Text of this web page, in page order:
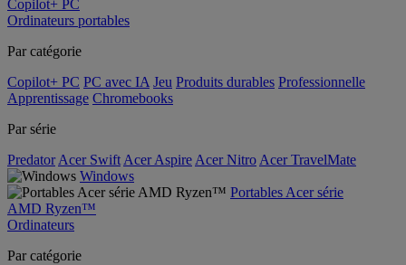
Copilot+ PC
Ordinateurs portables
Par catégorie
Copilot+ PC PC avec IA Jeu Produits durables Professionnelle
Apprentissage Chromebooks
Par série
Predator Acer Swift Acer Aspire Acer Nitro Acer TravelMate
Windows
Portables Acer série
AMD Ryzen™
Ordinateurs
Par catégorie